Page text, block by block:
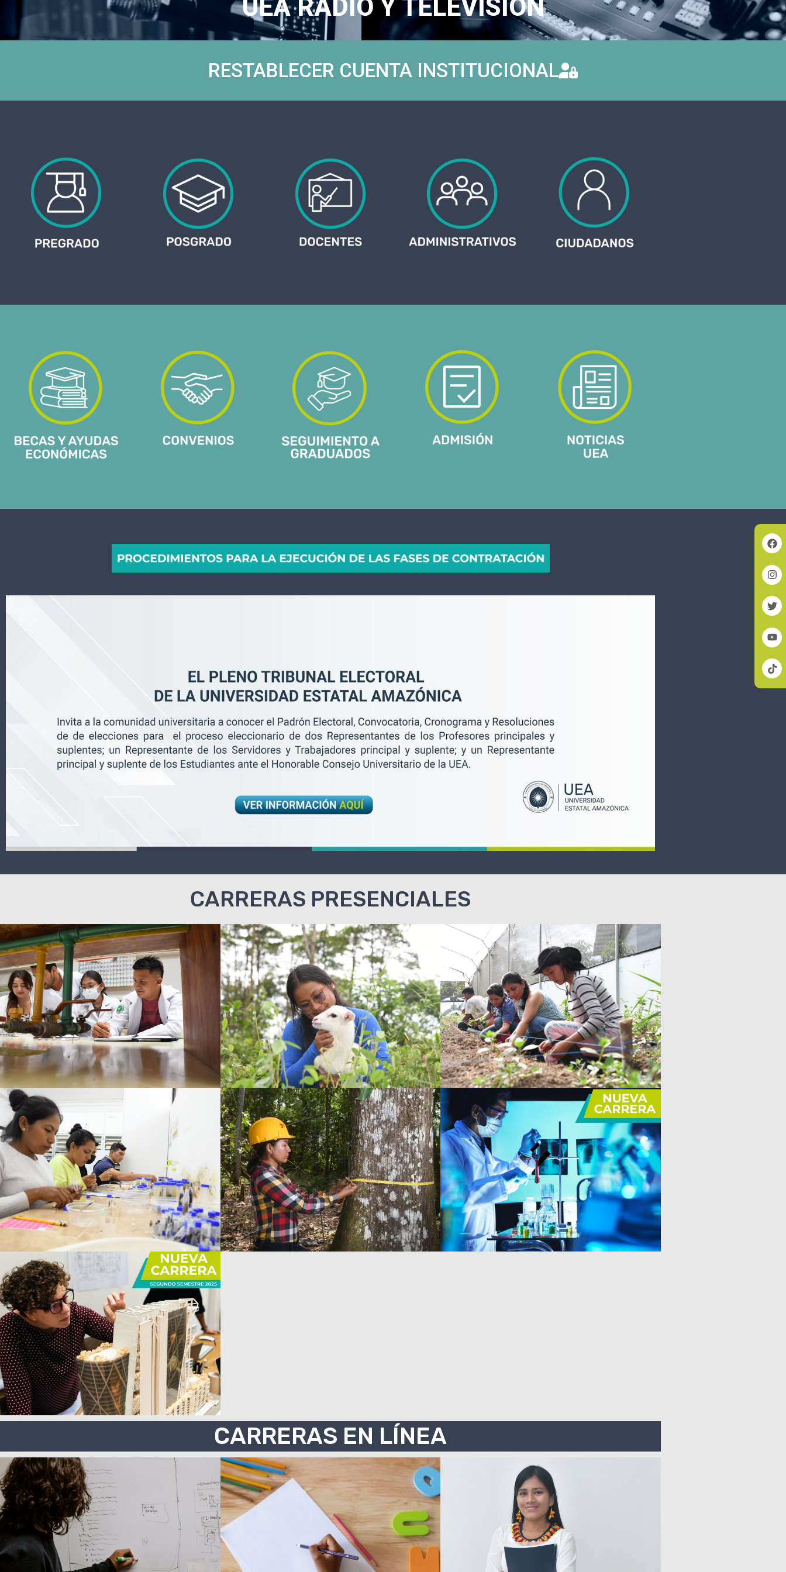
UEA RADIO Y TELEVISIÓN
RESTABLECER CUENTA INSTITUCIONAL
CARRERAS PRESENCIALES
CARRERA DE
AGROINDUSTRIA
CARRERA DE
AGROPECUARIA
CARRERA DE
INGENIERÍA
AMBIENTAL
CARRERA DE
BIOLOGÍA
CARRERA DE
INGENIERÍA
FORESTAL
CARRERA DE
INGENIERÍA QUÍMICA
CARRERA DE
ARQUITECTURA
CARRERAS EN LÍNEA
CARRERA DE
ECONOMÍA
CARRERA DE
EDUCACIÓN INICIAL
CARRERA DE
EDUCACIÓN BÁSICA